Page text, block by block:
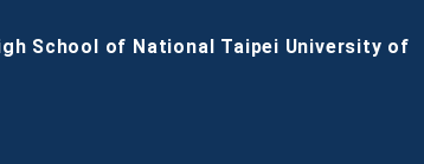
School of National Taipei University of